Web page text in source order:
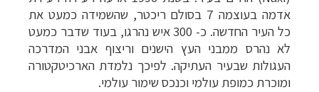
אדמה בעוצמה 7 בסולם ריכטר, שהשמידה כמעט את
כל העיר החדשה. כ- 300 איש נהרגו, בעוד שדבר כמעט
לא נהרס ממבני העץ הישנים וריצוף אבני המדרכה
העגולות שבעיר העתיקה. לפיכך נלמדת הארכיטקטורה
ומוכרת כמופת עולמי וכנכס שימור עולמי.